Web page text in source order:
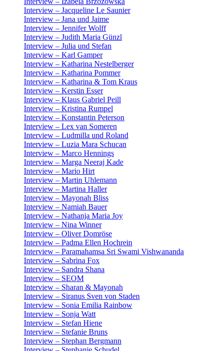
Interview – Jacqueline Le Saunier
Interview – Jana und Jaime
Interview – Jennifer Wolff
Interview – Judith Maria Günzl
Interview – Julia und Stefan
Interview – Karl Gamper
Interview – Katharina Nestelberger
Interview – Katharina Pommer
Interview – Katharina & Tom Kraus
Interview – Kerstin Esser
Interview – Klaus Gabriel Peill
Interview – Kristina Rumpel
Interview – Konstantin Peterson
Interview – Lex van Someren
Interview – Ludmilla und Roland
Interview – Luzia Mara Schucan
Interview – Marco Hennings
Interview – Marga Neeraj Kade
Interview – Mario Hirt
Interview – Martin Uhlemann
Interview – Martina Haller
Interview – Mayonah Bliss
Interview – Namiah Bauer
Interview – Nathanja Maria Joy
Interview – Nina Winner
Interview – Oliver Domröse
Interview – Padma Ellen Hochrein
Interview – Paramahamsa Sri Swami Vishwananda
Interview – Sabrina Fox
Interview – Sandra Shana
Interview – SEOM
Interview – Sharan & Mayonah
Interview – Siranus Sven von Staden
Interview – Sonia Emilia Rainbow
Interview – Sonja Watt
Interview – Stefan Hiene
Interview – Stefanie Bruns
Interview – Stephan Bergmann